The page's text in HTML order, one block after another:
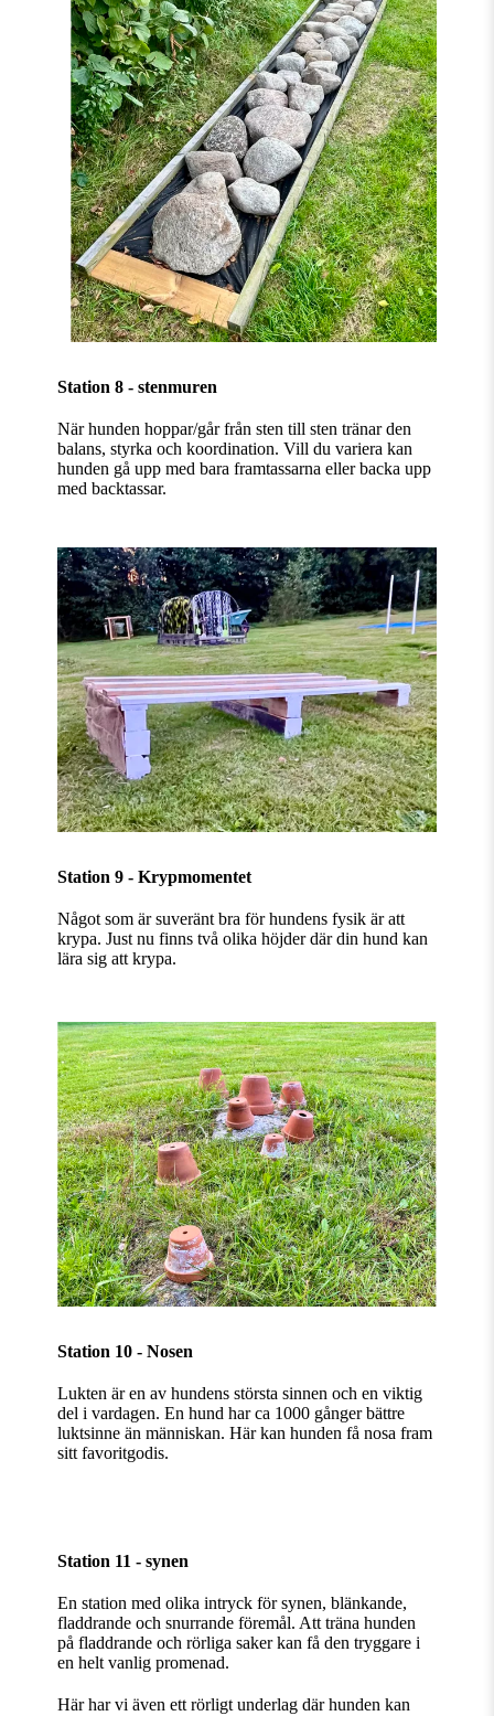
Station 8 - stenmuren
När hunden hoppar/går från sten till sten tränar den
balans, styrka och koordination. Vill du variera kan
hunden gå upp med bara framtassarna eller backa upp
med backtassar.
Station 9 - Krypmomentet
Något som är suveränt bra för hundens fysik är att
krypa. Just nu finns två olika höjder där din hund kan
lära sig att krypa.
Station 10 - Nosen
Lukten är en av hundens största sinnen och en viktig
del i vardagen. En hund har ca 1000 gånger bättre
luktsinne än människan. Här kan hunden få nosa fram
sitt favoritgodis.
Station 11 - synen
En station med olika intryck för synen, blänkande,
fladdrande och snurrande föremål. Att träna hunden
på fladdrande och rörliga saker kan få den tryggare i
en helt vanlig promenad.
Här har vi även ett rörligt underlag där hunden kan